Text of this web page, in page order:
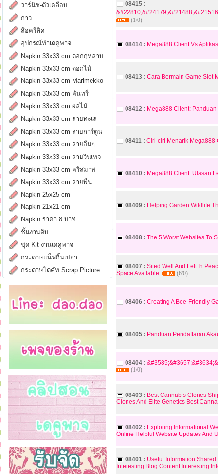
วาร์นิช-ตัวเคลือบ
กาว
สีอครีลิค
อุปกรณ์ทำเดคูพาจ
Napkin 33x33 cm ดอกกุหลาบ
Napkin 33x33 cm ดอกไม้
Napkin 33x33 cm Marimekko
Napkin 33x33 cm คันทรี่
Napkin 33x33 cm ผลไม้
Napkin 33x33 cm ลายทะเล
Napkin 33x33 cm ลายการ์ตูน
Napkin 33x33 cm ลายอื่นๆ
Napkin 33x33 cm ลายวินเทจ
Napkin 33x33 cm คริสมาส
Napkin 33x33 cm ลายพื้น
Napkin 25x25 cm
Napkin 21x21 cm
Napkin ราคา 8 บาท
ชิ้นงานดิบ
ชุด Kit งานเดคูพาจ
กระดาษแน็ฟกิ้นเปล่า
กระดาษไดคัท Scrap Picture
08415 :
(1/0)
08414 : Mega888 Client Vs
08413 : Cara Bermain Game Slot
08412 : Mega888 Client:
08411 : Ciri-ciri Menarik Mega888
08410 : Mega888 Client: Ulasan
08409 : Helping Garden Wildlife
08408 : The 5 Worst Websites To
08407 : Sited Well And Left In
Space Available.
(6/0)
08406 : Creating A Bee-Friendly
08405 : Panduan Pendaftaran
08404 :
(1/0)
08403 : Best Cannabis Clones
Clones And Elite Genetics Best
08402 : Exploring Informational
Online Helpful Website Updates And
08401 : Useful Information
Interesting Blog Content Interesting